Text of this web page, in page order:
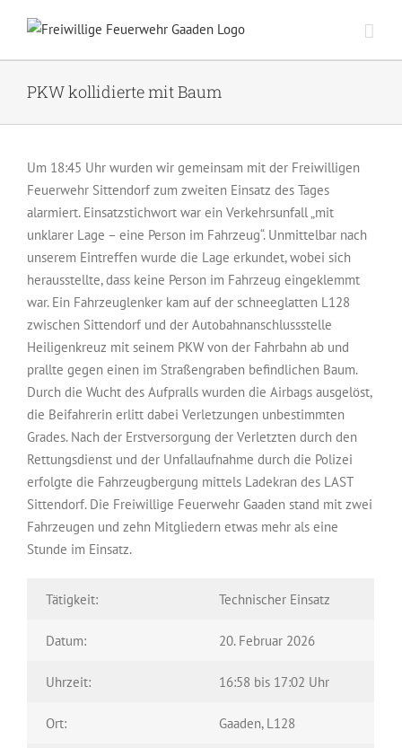
Inhalt
springen
PKW kollidierte mit Baum
Um 18:45 Uhr wurden wir gemeinsam mit der Freiwilligen
Feuerwehr Sittendorf zum zweiten Einsatz des Tages
alarmiert. Einsatzstichwort war ein Verkehrsunfall „mit
unklarer Lage – eine Person im Fahrzeug“. Unmittelbar nach
unserem Eintreffen wurde die Lage erkundet, wobei sich
herausstellte, dass keine Person im Fahrzeug eingeklemmt
war. Ein Fahrzeuglenker kam auf der schneeglatten L128
zwischen Sittendorf und der Autobahnanschlussstelle
Heiligenkreuz mit seinem PKW von der Fahrbahn ab und
prallte gegen einen im Straßengraben befindlichen Baum.
Durch die Wucht des Aufpralls wurden die Airbags ausgelöst,
die Beifahrerin erlitt dabei Verletzungen unbestimmten
Grades. Nach der Erstversorgung der Verletzten durch den
Rettungsdienst und der Unfallaufnahme durch die Polizei
erfolgte die Fahrzeugbergung mittels Ladekran des LAST
Sittendorf. Die Freiwillige Feuerwehr Gaaden stand mit zwei
Fahrzeugen und zehn Mitgliedern etwas mehr als eine
Stunde im Einsatz.
Tätigkeit: Technischer Einsatz
Datum: 20. Februar 2026
Uhrzeit: 16:58 bis 17:02 Uhr
Ort: Gaaden, L128